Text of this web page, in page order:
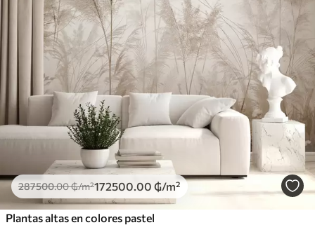
287500.00₲/m²172500 .00 ₲/m²
Plantas altas en colores pastel